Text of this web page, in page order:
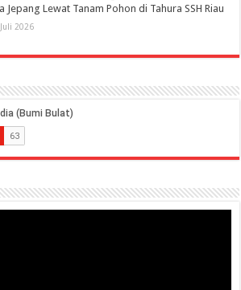
Jepang Lewat Tanam Pohon di Tahura SSH Riau
2026